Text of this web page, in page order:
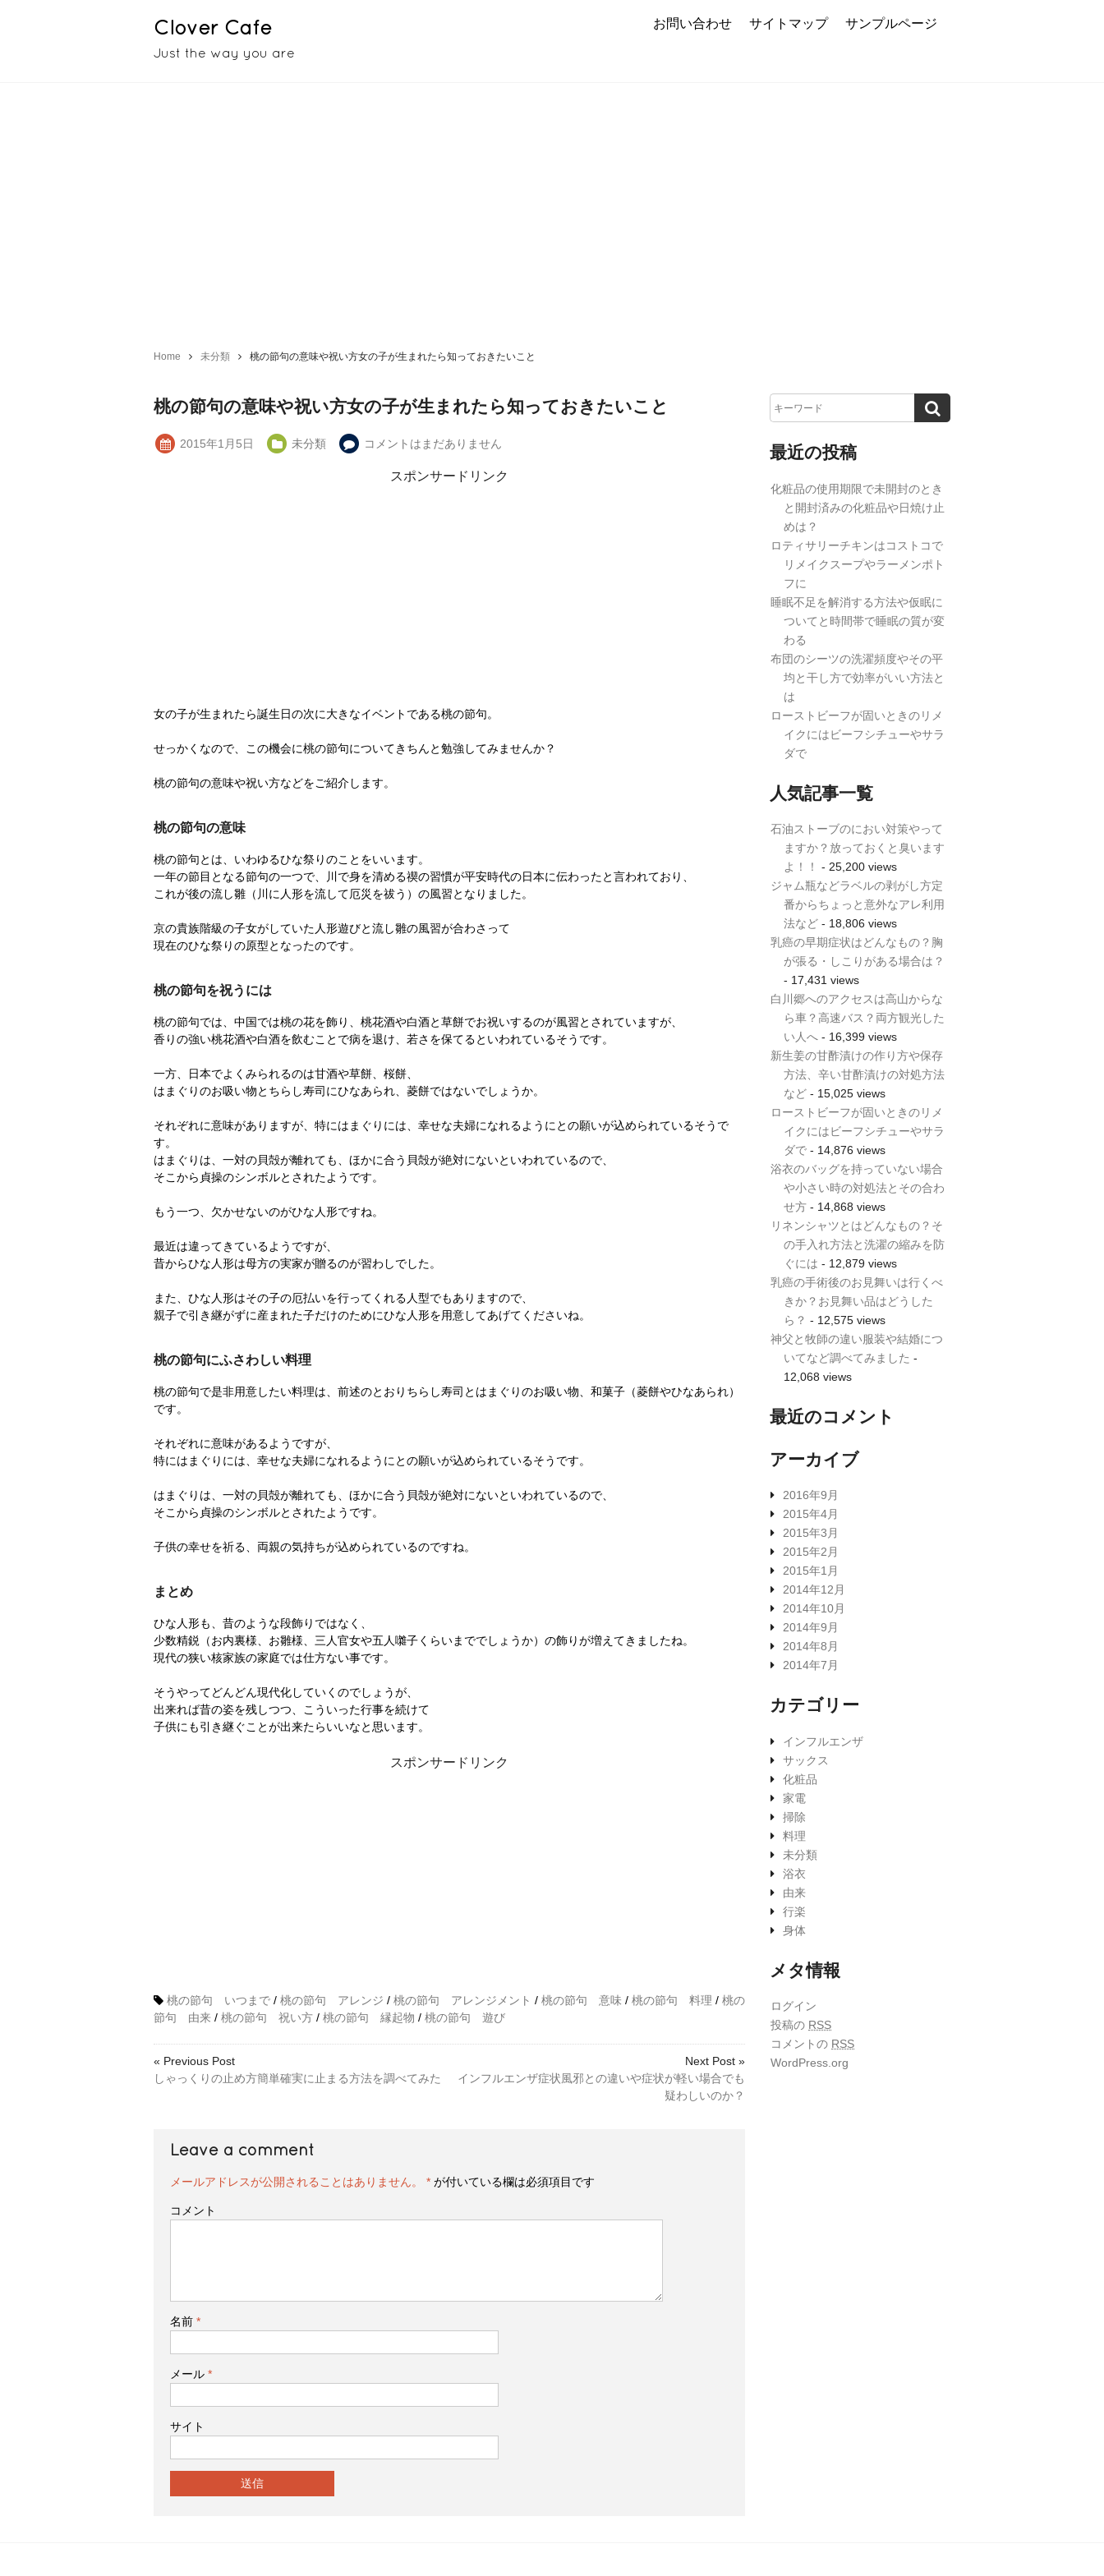
Clover Cafe
Just the way you are
お問い合わせ サイトマップ サンプルページ
Home 未分類 桃の節句の意味や祝い方女の子が生まれたら知っておきたいこと
桃の節句の意味や祝い方女の子が生まれたら知っておきたいこと
2015年1月5日 未分類 コメントはまだありません
スポンサードリンク
女の子が生まれたら誕生日の次に大きなイベントである桃の節句。
せっかくなので、この機会に桃の節句についてきちんと勉強してみませんか？
桃の節句の意味や祝い方などをご紹介します。
桃の節句の意味
桃の節句とは、いわゆるひな祭りのことをいいます。
一年の節目となる節句の一つで、川で身を清める禊の習慣が平安時代の日本に伝わったと言われており、
これが後の流し雛（川に人形を流して厄災を祓う）の風習となりました。
京の貴族階級の子女がしていた人形遊びと流し雛の風習が合わさって
現在のひな祭りの原型となったのです。
桃の節句を祝うには
桃の節句では、中国では桃の花を飾り、桃花酒や白酒と草餅でお祝いするのが風習とされていますが、
香りの強い桃花酒や白酒を飲むことで病を退け、若さを保てるといわれているそうです。
一方、日本でよくみられるのは甘酒や草餅、桜餅、
はまぐりのお吸い物とちらし寿司にひなあられ、菱餅ではないでしょうか。
それぞれに意味がありますが、特にはまぐりには、幸せな夫婦になれるようにとの願いが込められているそうで
す。
はまぐりは、一対の貝殻が離れても、ほかに合う貝殻が絶対にないといわれているので、
そこから貞操のシンボルとされたようです。
もう一つ、欠かせないのがひな人形ですね。
最近は違ってきているようですが、
昔からひな人形は母方の実家が贈るのが習わしでした。
また、ひな人形はその子の厄払いを行ってくれる人型でもありますので、
親子で引き継がずに産まれた子だけのためにひな人形を用意してあげてくださいね。
桃の節句にふさわしい料理
桃の節句で是非用意したい料理は、前述のとおりちらし寿司とはまぐりのお吸い物、和菓子（菱餅やひなあられ）
です。
それぞれに意味があるようですが、
特にはまぐりには、幸せな夫婦になれるようにとの願いが込められているそうです。
はまぐりは、一対の貝殻が離れても、ほかに合う貝殻が絶対にないといわれているので、
そこから貞操のシンボルとされたようです。
子供の幸せを祈る、両親の気持ちが込められているのですね。
まとめ
ひな人形も、昔のような段飾りではなく、
少数精鋭（お内裏様、お雛様、三人官女や五人囃子くらいまででしょうか）の飾りが増えてきましたね。
現代の狭い核家族の家庭では仕方ない事です。
そうやってどんどん現代化していくのでしょうが、
出来れば昔の姿を残しつつ、こういった行事を続けて
子供にも引き継ぐことが出来たらいいなと思います。
スポンサードリンク
桃の節句 いつまで / 桃の節句 アレンジ / 桃の節句 アレンジメント / 桃の節句 意味 / 桃の節句 料理 / 桃の
節句 由来 / 桃の節句 祝い方 / 桃の節句 縁起物 / 桃の節句 遊び
« Previous Post
しゃっくりの止め方簡単確実に止まる方法を調べてみた
Next Post »
インフルエンザ症状風邪との違いや症状が軽い場合でも
疑わしいのか？
Leave a comment
メールアドレスが公開されることはありません。 * が付いている欄は必須項目です
コメント
名前 *
メール *
サイト
最近の投稿
化粧品の使用期限で未開封のとき
と開封済みの化粧品や日焼け止
めは？
ロティサリーチキンはコストコで
リメイクスープやラーメンポト
フに
睡眠不足を解消する方法や仮眠に
ついてと時間帯で睡眠の質が変
わる
布団のシーツの洗濯頻度やその平
均と干し方で効率がいい方法と
は
ローストビーフが固いときのリメ
イクにはビーフシチューやサラ
ダで
人気記事一覧
石油ストーブのにおい対策やって
ますか？放っておくと臭います
よ！！
- 25,200 views
ジャム瓶などラベルの剥がし方定
番からちょっと意外なアレ利用
法など- 18,806 views
乳癌の早期症状はどんなもの？胸
が張る・しこりがある場合は？
- 17,431 views
白川郷へのアクセスは高山からな
ら車？高速バス？両方観光した
い人へ- 16,399 views
新生姜の甘酢漬けの作り方や保存
方法、辛い甘酢漬けの対処方法
など- 15,025 views
ローストビーフが固いときのリメ
イクにはビーフシチューやサラ
ダで- 14,876 views
浴衣のバッグを持っていない場合
や小さい時の対処法とその合わ
せ方- 14,868 views
リネンシャツとはどんなもの？そ
の手入れ方法と洗濯の縮みを防
ぐには - 12,879 views
乳癌の手術後のお見舞いは行くべ
きか？お見舞い品はどうした
ら？ - 12,575 views
神父と牧師の違い服装や結婚につ
いてなど調べてみました -
12,068 views
最近のコメント
アーカイブ
2016年9月
2015年4月
2015年3月
2015年2月
2015年1月
2014年12月
2014年10月
2014年9月
2014年8月
2014年7月
カテゴリー
インフルエンザ
サックス
化粧品
家電
掃除
料理
未分類
浴衣
由来
行楽
身体
メタ情報
ログイン
投稿の RSS
コメントの RSS
WordPress.org